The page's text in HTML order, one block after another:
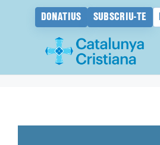
DONATIUS SUBSCRIU-TE